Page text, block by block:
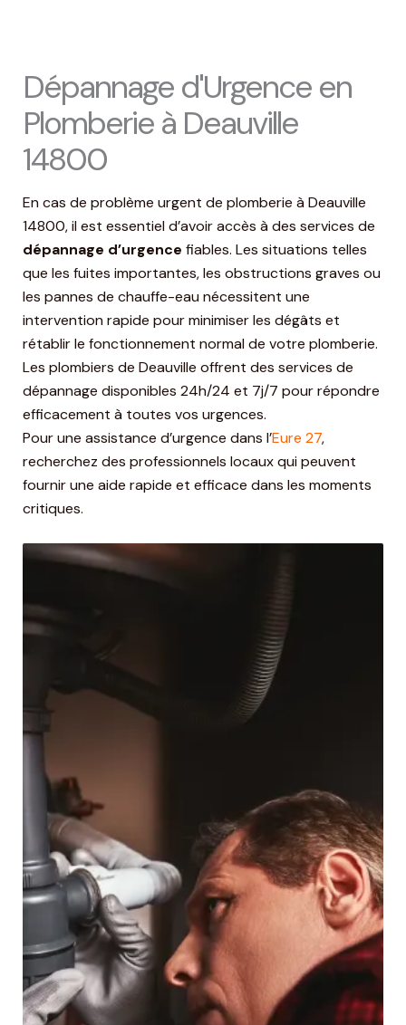
Dépannage d'Urgence en
Plomberie à Deauville
14800
En cas de problème urgent de plomberie à Deauville
14800, il est essentiel d’avoir accès à des services de
dépannage d’urgence fiables. Les situations telles
que les fuites importantes, les obstructions graves ou
les pannes de chauffe-eau nécessitent une
intervention rapide pour minimiser les dégâts et
rétablir le fonctionnement normal de votre plomberie.
Les plombiers de Deauville offrent des services de
dépannage disponibles 24h/24 et 7j/7 pour répondre
efficacement à toutes vos urgences.
Pour une assistance d’urgence dans l’Eure 27,
recherchez des professionnels locaux qui peuvent
fournir une aide rapide et efficace dans les moments
critiques.